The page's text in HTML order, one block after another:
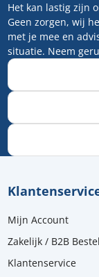
Het kan lastig zijn
Geen zorgen, wij
met je mee en
situatie. Neem
Mijn Account
Zakelijk / B2B
Klantenservice